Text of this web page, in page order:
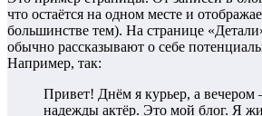
что остаётся на одном месте и
большинстве тем). На странице
обычно рассказывают о себе
Например, так:
Привет! Днём я курьер, а
надежды актёр. Это мой блог. Я